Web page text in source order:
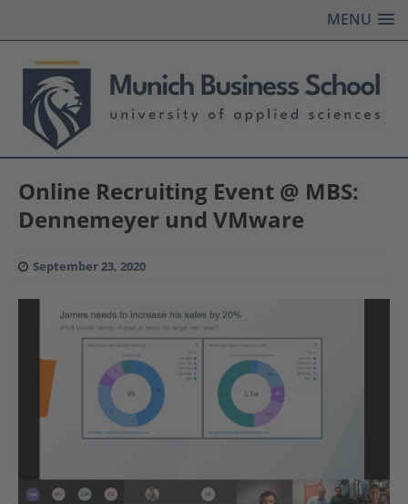
MENU
Online Recruiting Event @ MBS:
Dennemeyer und VMware
September 23, 2020